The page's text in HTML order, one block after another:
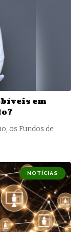
em
os Fundos de
NOTÍCIAS